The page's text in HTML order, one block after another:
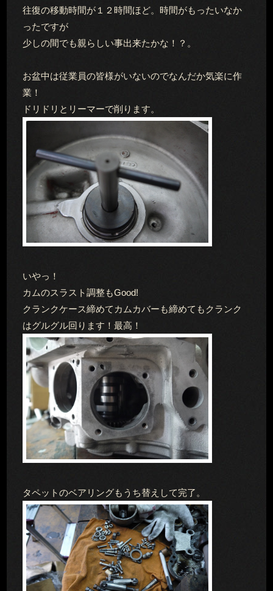
往復の移動時間が１２時間ほど。時間がもったいなか
ったですが
少しの間でも親らしい事出来たかな！？。
お盆中は従業員の皆様がいないのでなんだか気楽に作
業！
ドリドリとリーマーで削ります。
いやっ！
カムのスラスト調整もGood!
クランクケース締めてカムカバーも締めてもクランク
はグルグル回ります！最高！
タペットのベアリングもうち替えして完了。